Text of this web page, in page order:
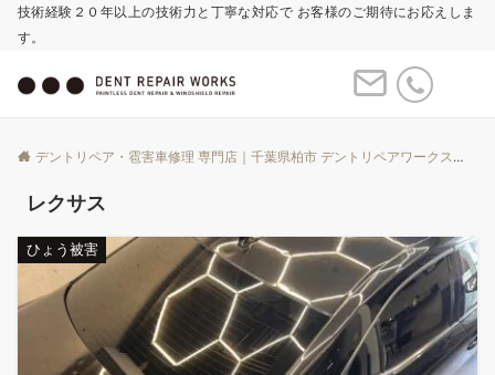
技術経験２０年以上の技術力と丁寧な対応で お客様のご期待にお応えしま
す。
デントリペア・雹害車修理 専門店｜千葉県柏市 デントリペアワークス
レクサス
ひょう被害